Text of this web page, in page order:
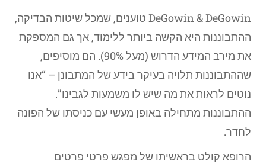
DeGowin & DeGowin טוענים, שמכל שיטות הבדיקה,
ההתבוננות היא הקשה ביותר ללימוד, אך גם המספקת
את מירב המידע הדרוש (מעל 90%). הם מוסיפים,
שההתבוננות תלויה בעיקר בידע של המתבונן – “אנו
נוטים לראות את מה שיש לו משמעות לגבינו”.
ההתבוננות מתחילה באופן מעשי עם כניסתו של הפונה
לחדר.
הרופא קולט בראשיתו של מפגש פרטי פרטים